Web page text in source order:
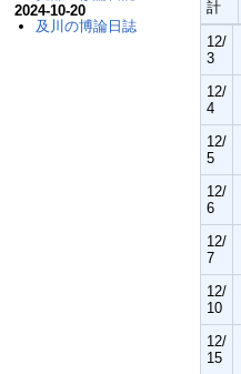
計
12/
3
12/
4
12/
5
12/
6
12/
7
12/
10
12/
15
2024-10-20
及川の博論日誌